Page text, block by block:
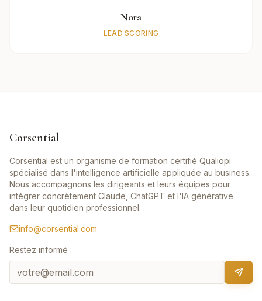
Nora
LEAD SCORING
Corsential
Corsential est un organisme de formation certifié Qualiopi
spécialisé dans l'intelligence artificielle appliquée au business.
Nous accompagnons les dirigeants et leurs équipes pour
intégrer concrètement Claude, ChatGPT et l'IA générative
dans leur quotidien professionnel.
info@corsential.com
Restez informé :